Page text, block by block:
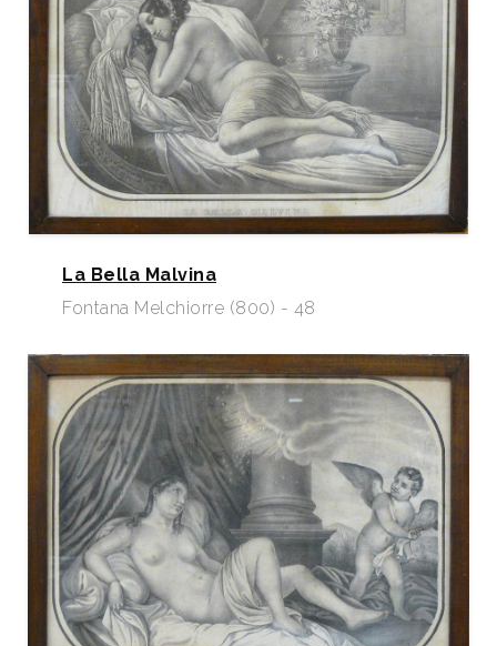
La Bella Malvina
Fontana Melchiorre (800) - 48